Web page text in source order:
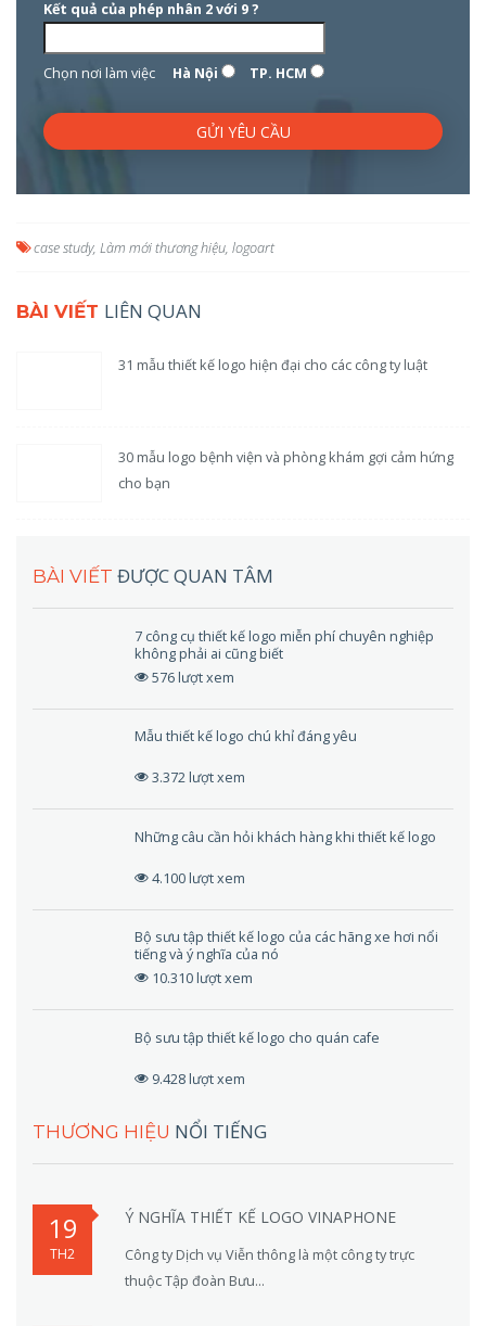
Kết quả của phép nhân 2 với 9 ?
Chọn nơi làm việc Hà Nội TP. HCM
case study, Làm mới thương hiệu, logoart
BÀI VIẾT LIÊN QUAN
31 mẫu thiết kế logo hiện đại cho các công ty luật
30 mẫu logo bệnh viện và phòng khám gợi cảm hứng
cho bạn
BÀI VIẾT ĐƯỢC QUAN TÂM
7 công cụ thiết kế logo miễn phí chuyên nghiệp
không phải ai cũng biết
576 lượt xem
Mẫu thiết kế logo chú khỉ đáng yêu
3.372 lượt xem
Những câu cần hỏi khách hàng khi thiết kế logo
4.100 lượt xem
Bộ sưu tập thiết kế logo của các hãng xe hơi nổi
tiếng và ý nghĩa của nó
10.310 lượt xem
Bộ sưu tập thiết kế logo cho quán cafe
9.428 lượt xem
THƯƠNG HIỆU NỔI TIẾNG
19
TH2
Ý NGHĨA THIẾT KẾ LOGO VINAPHONE
Công ty Dịch vụ Viễn thông là một công ty trực
thuộc Tập đoàn Bưu...